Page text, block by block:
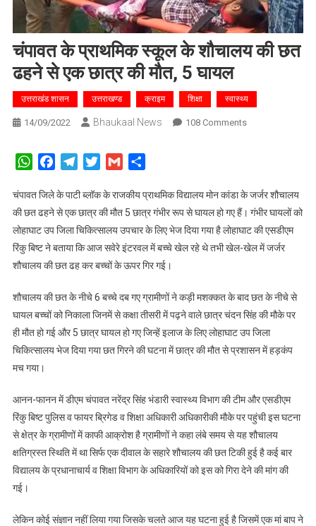
चंपावत के प्राथमिक स्कूल के शौचालय की छत
ढहने से एक छात्र की मौत, 5 घायल
उत्तराखंड शासन उत्तराखण्ड क्राइम शिक्षा स्वास्थ्य
14/09/2022 Bhaukaal News 108 CommentsOn
शौचालय
की
छत
एक
छात्र
की
मौत,
WhatsAppFacebookTelegramTwitterGmail
चंपावत जिले के पाटी ब्लॉक के राजकीय प्राथमिक विद्यालय मोन कांडा के जर्जर शौचालय
की छत ढहने से एक छात्र की मौत 5 छात्र गंभीर रूप से घायल हो गए हैं। गंभीर घायलों को
लोहाघाट उप जिला चिकित्सालय उपचार के लिए भेज दिया गया है लोहाघाट की एसडीएम
रिंकु बिष्ट ने बताया कि आज सवेरे इंटरवल में बच्चे खेल रहे थे तभी खेल-खेल में जर्जर
शौचालय की छत ढह कर बच्चों के ऊपर गिर गई।
शौचालय की छत के नीचे 6 बच्चे दब गए ग्रामीणों ने कड़ी मशक्कत के बाद छत के नीचे से
घायल बच्चों को निकाला जिनमें से कक्षा तीसरी में पढ़ने वाले छात्र चंदन सिंह की मौके पर
ही मौत हो गई और 5 छात्र घायल हो गए जिन्हें इलाज के लिए लोहाघाट उप जिला
चिकित्सालय भेज दिया गया छत गिरने की घटना में छात्र की मौत से प्रशासन में हड़कंप
मच गया।
आनन-फानन में डीएम चंपावत नरेंद्र सिंह भंडारी स्वास्थ्य विभाग की टीम और एसडीएम
रिंकु बिष्ट पुलिस व फायर ब्रिगेड व शिक्षा अधिकारी अधिकारीकी मौके पर पहुंची इस घटना
से क्षेत्र के ग्रामीणों में काफी आक्रोश है ग्रामीणों ने कहा लंबे समय से यह शौचालय
क्षतिग्रस्त स्थिति में था सिर्फ एक दीवाल के सहारे शौचालय की छत टिकी हुई है कई बार
विद्यालय के प्रधानाचार्य व शिक्षा विभाग के अधिकारियों को इस को गिरा देने की मांग की
गई।
लेकिन कोई संज्ञान नहीं लिया गया जिसके चलते आज यह घटना हुई है जिसमें एक मां बाप ने